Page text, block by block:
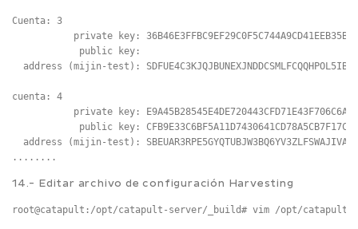
Cuenta: 3
private key:
            public key:
address (mijin-test):
cuenta: 4
private key:
public key:
address (mijin-test):
14.- Editar archivo de configuración Harvesting
root@catapult:/opt/catapult-server/_build# vim /opt/